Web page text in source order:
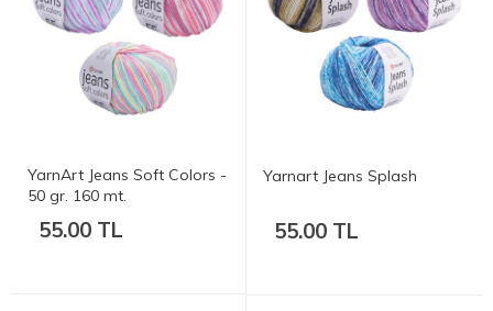
YarnArt Jeans Soft Colors -
50 gr. 160 mt.
55.00 TL
Yarnart Jeans Splash
55.00 TL